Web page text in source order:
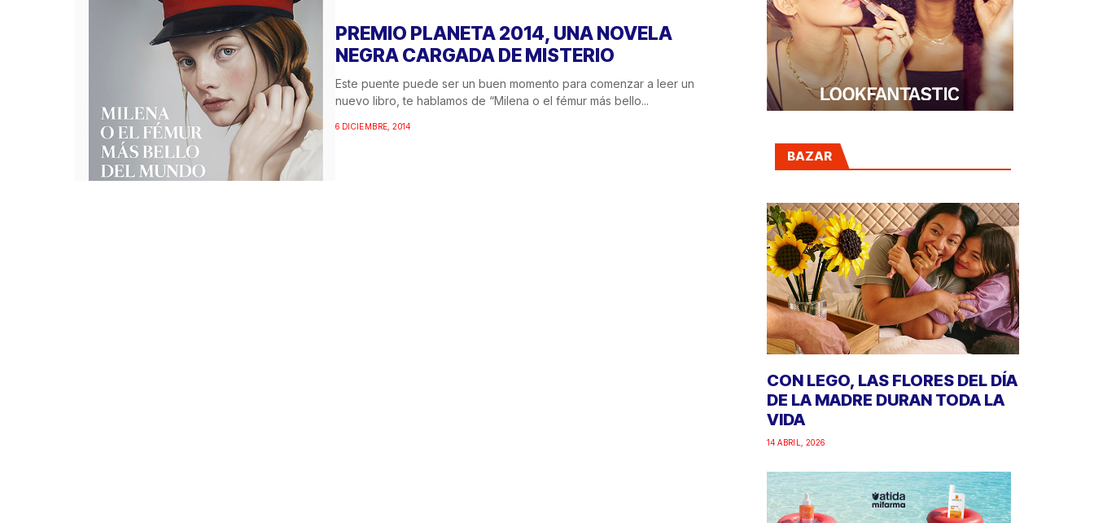
PREMIO PLANETA 2014, UNA NOVELA
NEGRA CARGADA DE MISTERIO
Este puente puede ser un buen momento para comenzar a leer un
nuevo libro, te hablamos de “Milena o el fémur más bello...
6 DICIEMBRE, 2014
BAZAR
CON LEGO, LAS FLORES DEL DÍA
DE LA MADRE DURAN TODA LA
VIDA
14 ABRIL, 2026